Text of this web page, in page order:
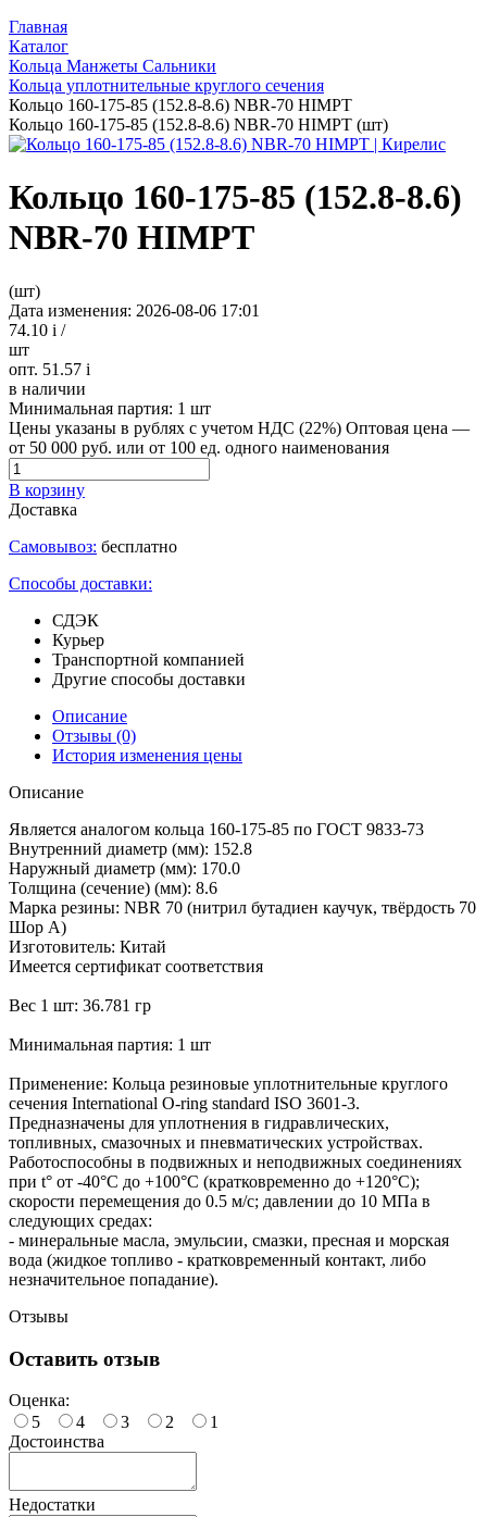
Главная
Каталог
Кольца Манжеты Сальники
Кольца уплотнительные круглого сечения
Кольцо 160-175-85 (152.8-8.6) NBR-70 HIMPT
Кольцо 160-175-85 (152.8-8.6) NBR-70 HIMPT (шт)
Кольцо 160-175-85 (152.8-8.6)
NBR-70 HIMPT
(шт)
Дата изменения: 2026-08-06 17:01
74.10 i /
шт
опт. 51.57 i
в наличии
Минимальная партия: 1 шт
Цены указаны в рублях с учетом НДС (22%) Оптовая цена —
от 50 000 руб. или от 100 ед. одного наименования
В корзину
Доставка
Самовывоз: бесплатно
Способы доставки:
СДЭК
Курьер
Транспортной компанией
Другие способы доставки
Описание
Отзывы (0)
История изменения цены
Описание
Является аналогом кольца 160-175-85 по ГОСТ 9833-73
Внутренний диаметр (мм): 152.8
Наружный диаметр (мм): 170.0
Толщина (сечение) (мм): 8.6
Марка резины: NBR 70 (нитрил бутадиен каучук, твёрдость 70
Шор А)
Изготовитель: Китай
Имеется сертификат соответствия
Вес 1 шт: 36.781 гр
Минимальная партия: 1 шт
Применение: Кольца резиновые уплотнительные круглого
сечения International O-ring standard ISO 3601-3.
Предназначены для уплотнения в гидравлических,
топливных, смазочных и пневматических устройствах.
Работоспособны в подвижных и неподвижных соединениях
при t° от -40°С до +100°С (кратковременно до +120°С);
скорости перемещения до 0.5 м/с; давлении до 10 МПа в
следующих средах:
- минеральные масла, эмульсии, смазки, пресная и морская
вода (жидкое топливо - кратковременный контакт, либо
незначительное попадание).
Отзывы
Оставить отзыв
Оценка:
5
4 3 2
1
Достоинства
Недостатки